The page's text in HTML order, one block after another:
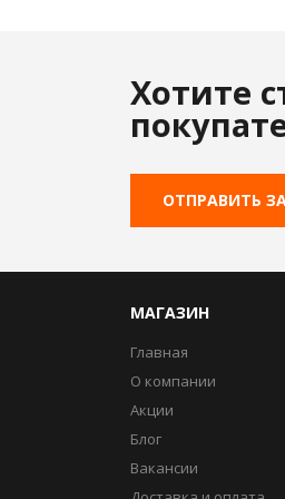
Хотите
ОТПРАВИТЬ
МАГАЗИН
Главная
О компании
Акции
Блог
Вакансии